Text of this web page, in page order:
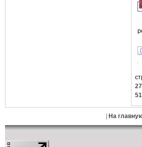
27
51
На